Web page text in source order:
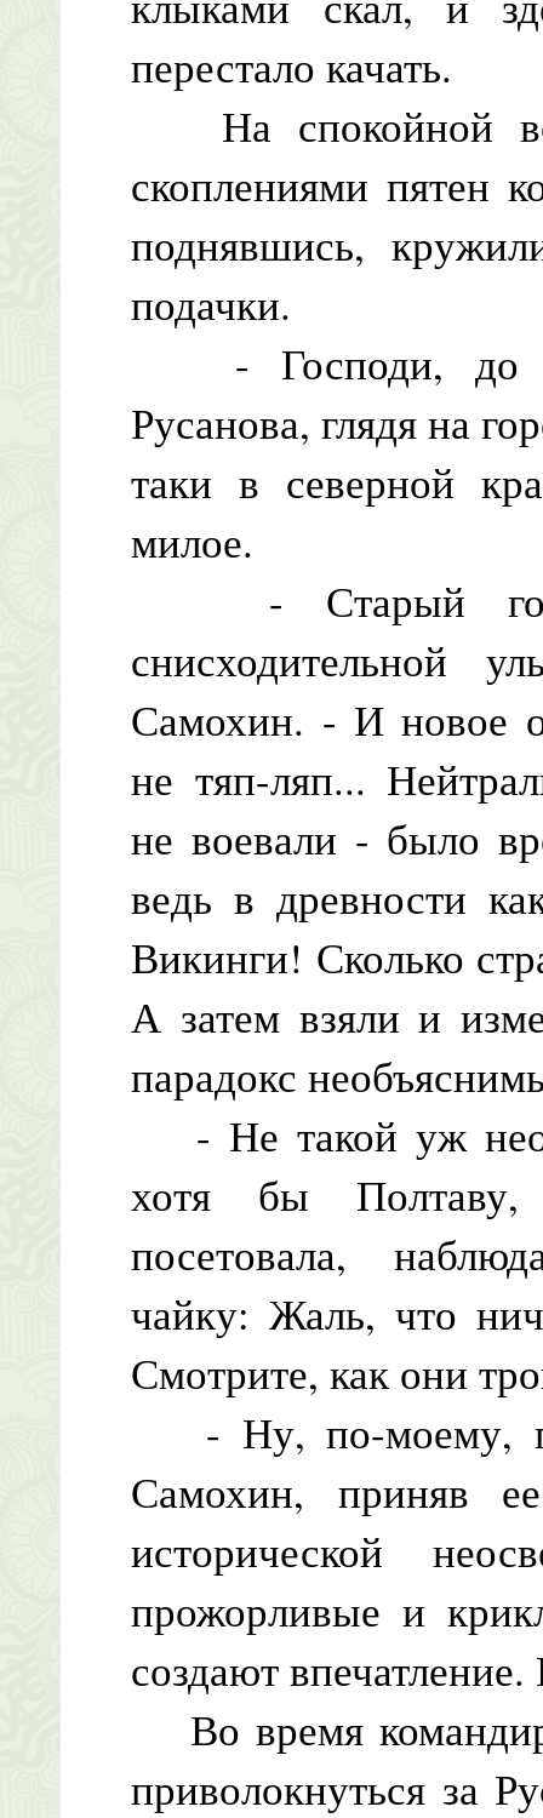
перестало качать.
На спокойной
скоплениями пятен
поднявшись,
подачки.
- Господи, до
Русанова, глядя на
таки в северной
милое.
- Старый
снисходительной
Самохин. - И новое
не тяп-ляп...
не воевали - было
ведь в древности
Викинги! Сколько
А затем взяли и
парадокс
- Не такой уж
хотя бы Полтаву,
посетовала,
чайку: Жаль, что
Смотрите, как они
- Ну, по-моему,
Самохин, приняв
исторической
прожорливые и
создают
Во время
приволокнуться за